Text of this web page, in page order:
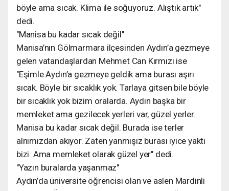
böyle ama sıcak. Klima ile soğuyoruz. Alıştık artık"
dedi.
"Manisa bu kadar sıcak değil"
Manisa’nın Gölmarmara ilçesinden Aydın’a gezmeye
gelen vatandaşlardan Mehmet Can Kırmızı ise
"Eşimle Aydın’a gezmeye geldik ama burası aşırı
sıcak. Böyle bir sıcaklık yok. Tarlaya gitsen bile böyle
bir sıcaklık yok bizim oralarda. Aydın başka bir
memleket ama gezilecek yerleri var, güzel yerler.
Manisa bu kadar sıcak değil. Burada ise terler
alnımızdan akıyor. Zaten yanmışız burası iyice yaktı
bizi. Ama memleket olarak güzel yer" dedi.
"Yazın buralarda yaşanmaz"
Aydın’da üniversite öğrencisi olan ve aslen Mardinli